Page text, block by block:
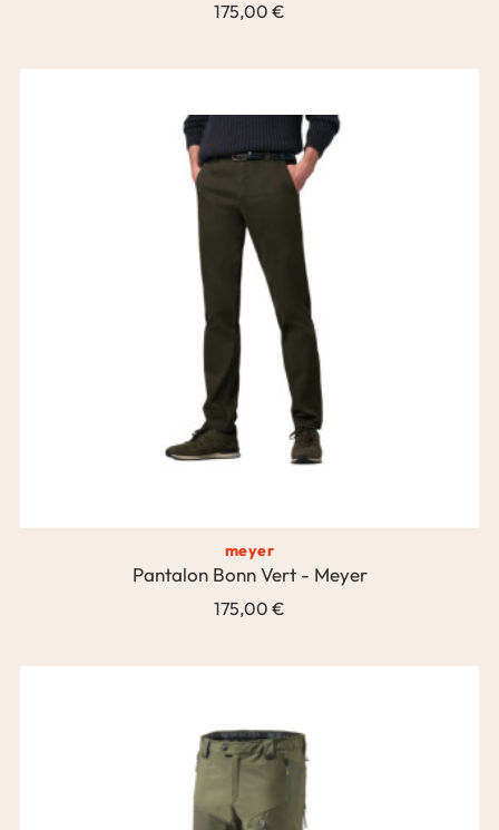
175,00 €
meyer
Pantalon Bonn Vert - Meyer
175,00 €